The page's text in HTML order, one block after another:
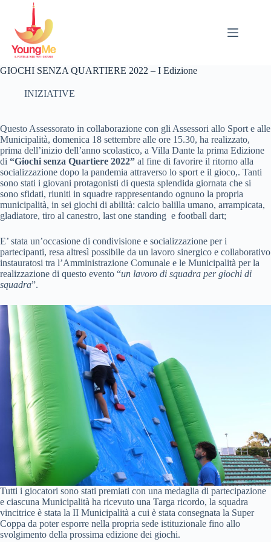
contenuto
GIOCHI SENZA QUARTIERE 2022 – I Edizione
INIZIATIVE
Questo Assessorato in collaborazione con gli Assessori allo Sport e alle
Municipalità, domenica 18 settembre alle ore 15.30, ha realizzato,
prima dell’inizio dell’anno scolastico, a Villa Dante la prima Edizione
di “Giochi senza Quartiere 2022” al fine di favorire il ritorno alla
socializzazione dopo la pandemia attraverso lo sport e il gioco,. Tanti
sono stati i giovani protagonisti di questa splendida giornata che si
sono sfidati, riuniti in squadre rappresentando ognuno la propria
municipalità, in sei giochi di abilità: calcio balilla umano, arrampicata,
gladiatore, tiro al canestro, last one standing e football dart;
E’ stata un’occasione di condivisione e socializzazione per i
partecipanti, resa altresì possibile da un lavoro sinergico e collaborativo
instauratosi tra l’Amministrazione Comunale e le Municipalità per la
realizzazione di questo evento “un lavoro di squadra per giochi di
squadra”.
Tutti i giocatori sono stati premiati con una medaglia di partecipazione
e ciascuna Municipalità ha ricevuto una Targa ricordo, la squadra
vincitrice è stata la II Municipalità a cui è stata consegnata la Super
Coppa da poter esporre nella propria sede istituzionale fino allo
svolgimento della prossima edizione dei giochi.